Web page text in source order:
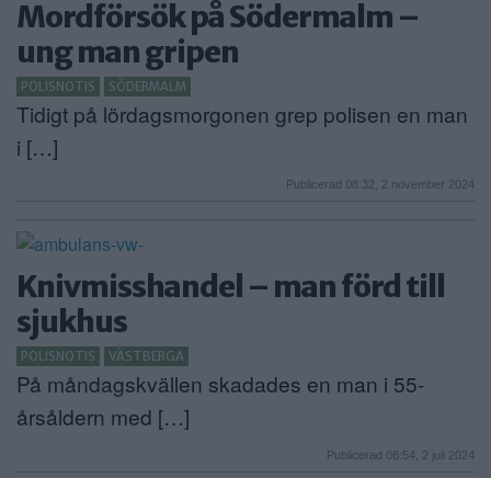
Mordförsök på Södermalm –
ung man gripen
POLISNOTIS SÖDERMALM
Tidigt på lördagsmorgonen grep polisen en man
i […]
Publicerad 08:32, 2 november 2024
Knivmisshandel – man förd till
sjukhus
POLISNOTIS VÄSTBERGA
På måndagskvällen skadades en man i 55-
årsåldern med […]
Publicerad 08:54, 2 juli 2024